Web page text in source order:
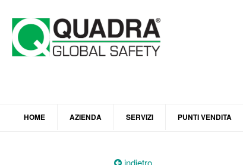
HOME AZIENDA SERVIZI PUNTI VENDITA
indietro